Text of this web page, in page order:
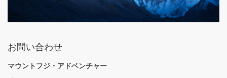
お問い合わせ
マウントフジ・アドベンチャー